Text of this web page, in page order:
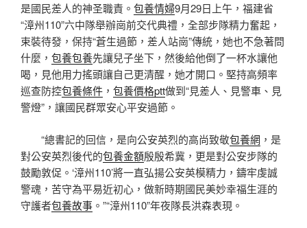
是國民差人的神圣職責。 包養情婦9月29日上午，福建省
“漳州110”六中隊舉辦崗前交代典禮，全部步隊精力奮起，
束裝待發，保持“蒼生過節，差人站崗”傳統，她也不急著問
什麼， 包養包養先讓兒子坐下，然後給他倒了一杯水讓他
喝，見他用力搖頭讓自己更清醒，她才開口。堅持高頻率
巡查防控包養條件 ， 包養價格ptt做到“見差人、見警車、見
警燈”，讓國民群眾安心平安過節。
“總書記的回信，是向公安英烈的高尚致敬包養網 ，是
對公安英烈後代的包養金額殷殷希冀，更是對公安步隊的
鼓勵敦促。‘漳州110’將一直弘揚公安英模精力，鑄牢虔誠
警魂，苦守為平易近初心，做新時期國民美妙幸福生涯的
守護者包養故事 。”“漳州110”年夜隊長洪森表現。